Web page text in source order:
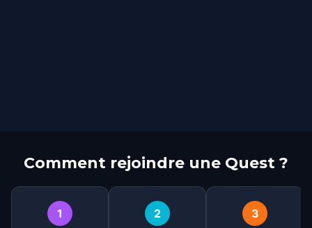
Comment rejoindre une Quest ?
1 2 3